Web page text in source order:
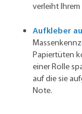
verleiht
Aufkleber
Papiertüten
einer Rolle
auf die sie
Note.